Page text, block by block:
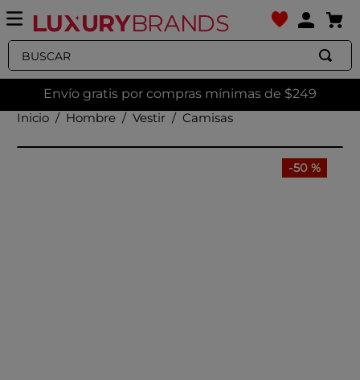
Buscar
Envío gratis por compras mínimas de $249
Hombre
Vestir Camisas
-50 %